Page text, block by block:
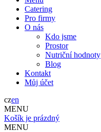
Catering
Pro firmy
O nás
Kdo jsme
Prostor
Nutriční hodnoty
Blog
Kontakt
Můj účet
czen
MENU
Košík je prázdný
MENU